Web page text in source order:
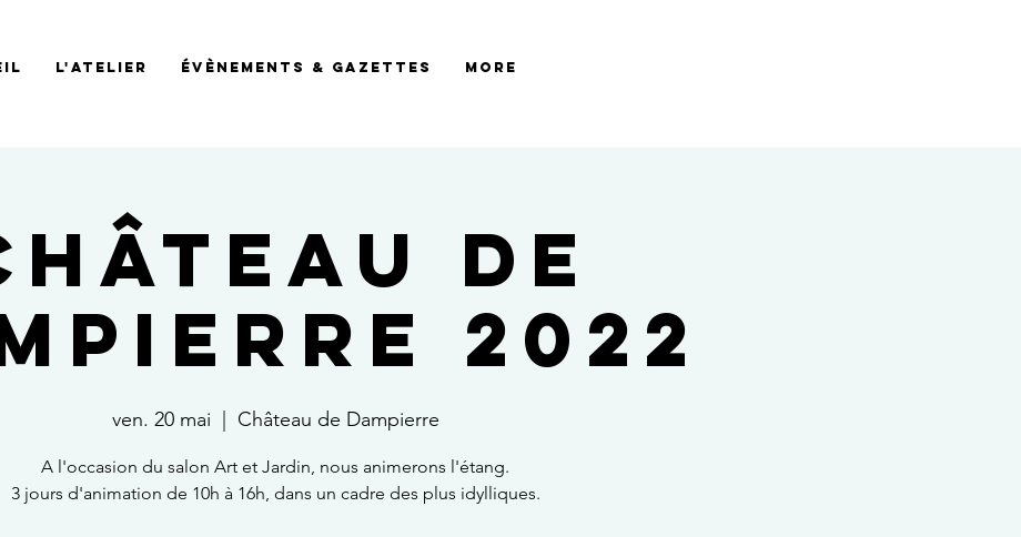
L'Atelier évènements & Gazettes More
de
2022
ven. 20 mai Château de Dampierre
A l'occasion du salon Art et Jardin, nous animerons l'étang.
3 jours d'animation de 10h à 16h, dans un cadre des plus idylliques.